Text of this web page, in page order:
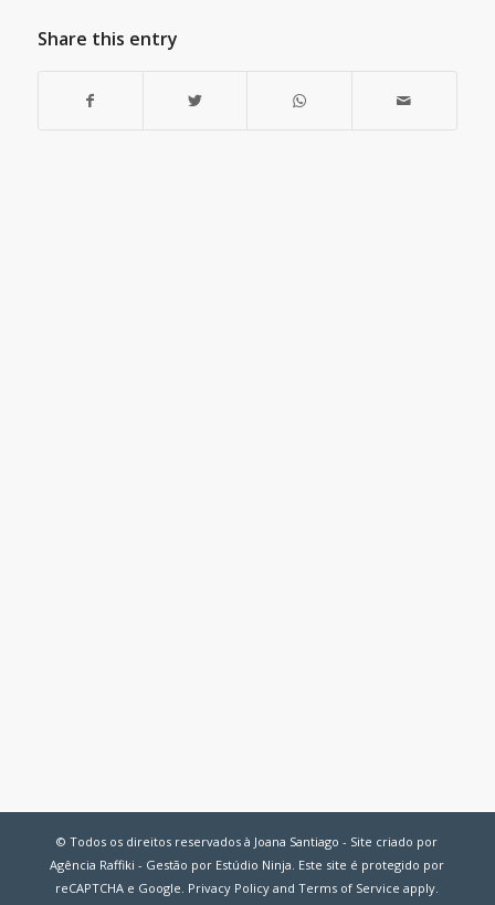
Share this entry
© Todos os direitos reservados à Joana Santiago - Site criado por
Agência Raffiki - Gestão por Estúdio Ninja. Este site é protegido por
reCAPTCHA e Google. Privacy Policy andTerms of Service apply.